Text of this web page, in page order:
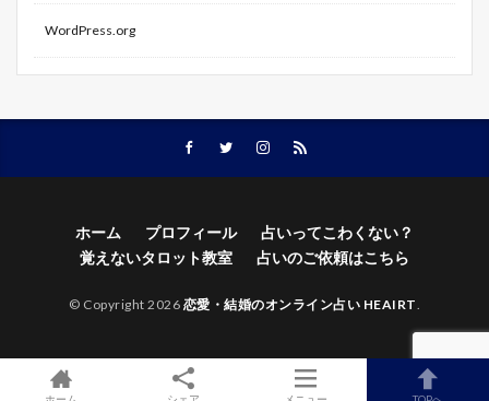
WordPress.org
ホーム プロフィール
占いってこわくない？
覚えないタロット教室
占いのご依頼はこちら
© Copyright 2026 恋愛・結婚のオンライン占い HEAIRT.